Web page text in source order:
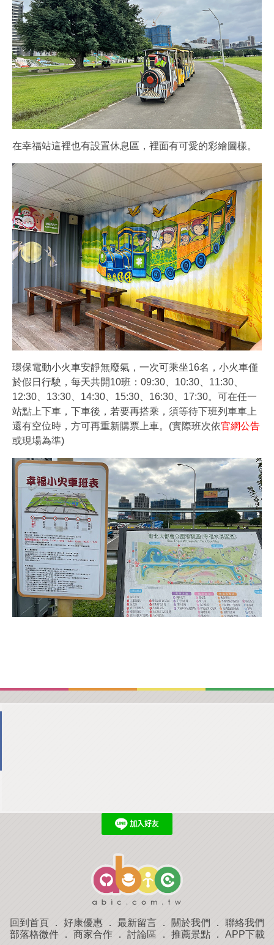
在幸福站這裡也有設置休息區，裡面有可愛的彩繪圖樣。
環保電動小火車安靜無廢氣，一次可乘坐16名，小火車僅
於假日行駛，每天共開10班：09:30、10:30、11:30、
12:30、13:30、14:30、15:30、16:30、17:30。可在任一
站點上下車，下車後，若要再搭乘，須等待下班列車車上
還有空位時，方可再重新購票上車。(實際班次依官網公告
或現場為準)
回到首頁 ． 好康優惠 ． 最新留言 ． 關於我們 ． 聯絡我們
部落格微件． 商家合作． 討論區 ． 推薦景點． APP下載